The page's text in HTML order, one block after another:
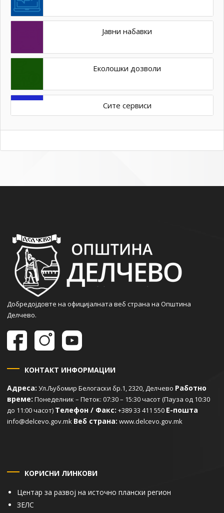
Јавни набавки
Еколошки дозволи
Сите сервиси
Добредојдовте на официјалната веб страна на Општина
Делчево.
КОНТАКТ ИНФОРМАЦИИ
Адреса: Ул.Љубомир Белогаски бр.1, 2320, Делчево Работно
време: Понеделник – Петок: 07:30 – 15:30 часот (Пауза од 10:30
до 11:00 часот) Телефон / Факс: +389 33 411 550 Е-пошта
info@delcevo.gov.mk Веб страна: www.delcevo.gov.mk
КОРИСНИ ЛИНКОВИ
Центар за развој на источно плански регион
ЗЕЛС